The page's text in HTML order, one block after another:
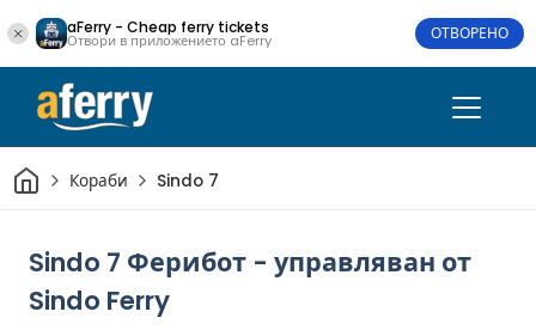
aFerry - Cheap ferry tickets
Отвори в приложението aFerry ОТВОРЕНО
Начало
Кораби Sindo 7
Sindo 7 Ферибот - управляван от
Sindo Ferry